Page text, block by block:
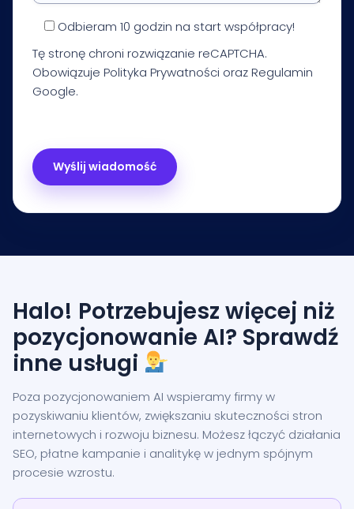
Odbieram 10 godzin na start współpracy!
Tę stronę chroni rozwiązanie reCAPTCHA.
Obowiązuje Polityka Prywatności orazRegulamin
Google.
Halo! Potrzebujesz więcej niż
pozycjonowanie AI? Sprawdź
inne usługi
Poza pozycjonowaniem AI wspieramy firmy w
pozyskiwaniu klientów, zwiększaniu skuteczności stron
internetowych i rozwoju biznesu. Możesz łączyć działania
SEO, płatne kampanie i analitykę w jednym spójnym
procesie wzrostu.